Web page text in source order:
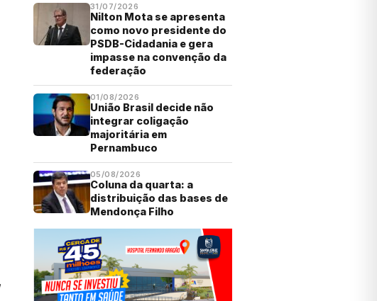
31/07/2026
Nilton Mota se apresenta
como novo presidente do
PSDB-Cidadania e gera
impasse na convenção da
federação
01/08/2026
União Brasil decide não
integrar coligação
majoritária em
Pernambuco
05/08/2026
Coluna da quarta: a
distribuição das bases de
Mendonça Filho